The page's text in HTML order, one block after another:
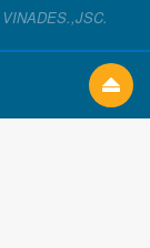
VINADES.,JSC.